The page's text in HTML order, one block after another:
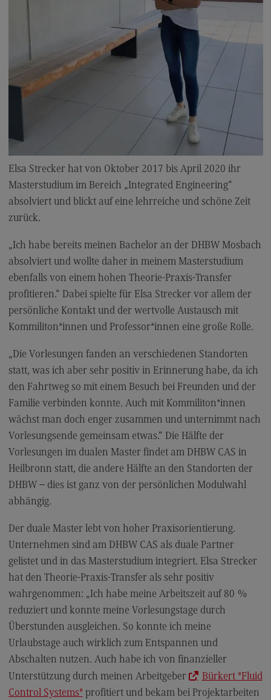
Data Science and Artificial Intelligence
Data Science and Artificial Intelligence
Profil-O-Mat Data Science and Artificial
Modulangebot
Berufsperspektiven
Kontakt
Digital Business Management
Digital Business Management
Modulangebot
Berufsperspektiven
Kontakt
Digitalisierung in der Sozialen Arbeit
Digitalisierung in der Sozialen Arbeit
Modulangebot
Berufsperspektiven
Kontakt
Elektrotechnik und Informationstechnik
Elektrotechnik und Informationstechnik
Profil-O-Mat Elektrotechnik und
Informationstechnik
(External link)
Modulangebot
Berufsperspektiven
Kontakt
Entrepreneurship
Entrepreneurship
Modulangebot
Berufsperspektiven
Kontakt
Elsa Strecker hat von Oktober 2017 bis April 2020 ihr
Masterstudium im Bereich „Integrated Engineering“
absolviert und blickt auf eine lehrreiche und schöne Zeit
zurück.
„Ich habe bereits meinen Bachelor an der DHBW Mosbach
absolviert und wollte daher in meinem Masterstudium
ebenfalls von einem hohen Theorie-Praxis-Transfer
profitieren.“ Dabei spielte für Elsa Strecker vor allem der
persönliche Kontakt und der wertvolle Austausch mit
Kommiliton*innen und Professor*innen eine große Rolle.
„Die Vorlesungen fanden an verschiedenen Standorten
statt, was ich aber sehr positiv in Erinnerung habe, da ich
den Fahrtweg so mit einem Besuch bei Freunden und der
Familie verbinden konnte. Auch mit Kommiliton*innen
wächst man doch enger zusammen und unternimmt nach
Vorlesungsende gemeinsam etwas.“ Die Hälfte der
Vorlesungen im dualen Master findet am DHBW CAS in
Heilbronn statt, die andere Hälfte an den Standorten der
DHBW – dies ist ganz von der persönlichen Modulwahl
abhängig.
Der duale Master lebt von hoher Praxisorientierung.
Unternehmen sind am DHBW CAS als duale Partner
gelistet und in das Masterstudium integriert. Elsa Strecker
hat den Theorie-Praxis-Transfer als sehr positiv
wahrgenommen: „Ich habe meine Arbeitszeit auf 80 %
reduziert und konnte meine Vorlesungstage durch
Überstunden ausgleichen. So konnte ich meine
Urlaubstage auch wirklich zum Entspannen und
Abschalten nutzen. Auch habe ich von finanzieller
Unterstützung durch meinen Arbeitgeber
Bürkert "Fluid
Control Systems" profitiert und bekam bei Projektarbeiten